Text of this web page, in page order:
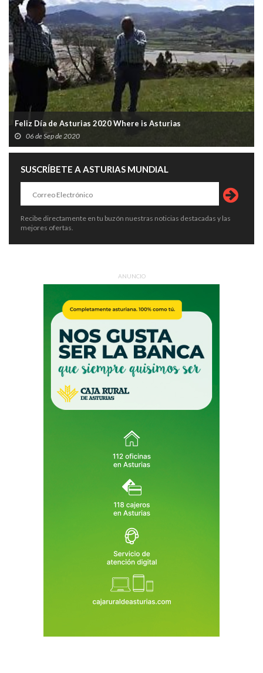
Feliz Día de Asturias 2020 Where is Asturias
06 de Sep de 2020
SUSCRÍBETE A ASTURIAS MUNDIAL
Recibe directamente en tu buzón nuestras noticias destacadas y las
mejores ofertas.
ANUNCIO